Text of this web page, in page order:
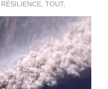
RÉSILIENCE, TOUT,